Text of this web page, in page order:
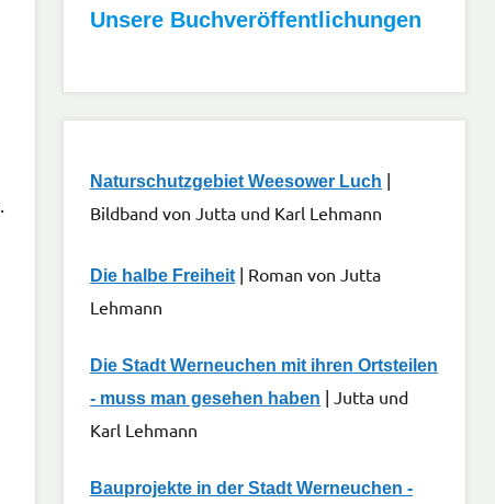
Unsere Buchveröffentlichungen
Naturschutzgebiet Weesower Luch |
Bildband von Jutta und Karl Lehmann
Die halbe Freiheit | Roman von Jutta
Lehmann
Die Stadt Werneuchen mit ihren Ortsteilen
- muss man gesehen haben | Jutta und
Karl Lehmann
Bauprojekte in der Stadt Werneuchen -